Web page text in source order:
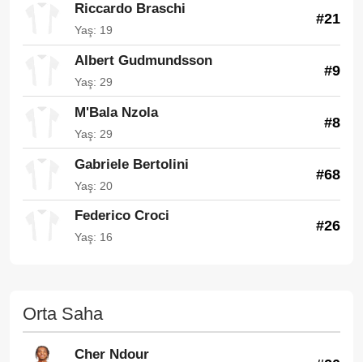
Riccardo Braschi
Yaş: 19
#21
Albert Gudmundsson
Yaş: 29
#9
M'Bala Nzola
Yaş: 29
#8
Gabriele Bertolini
Yaş: 20
#68
Federico Croci
Yaş: 16
#26
Orta Saha
Cher Ndour